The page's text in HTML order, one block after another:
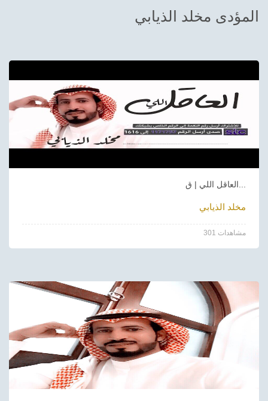
Sudani tones
المؤدى مخلد الذيابي
مخلد الذيابي
301 مشاهدات